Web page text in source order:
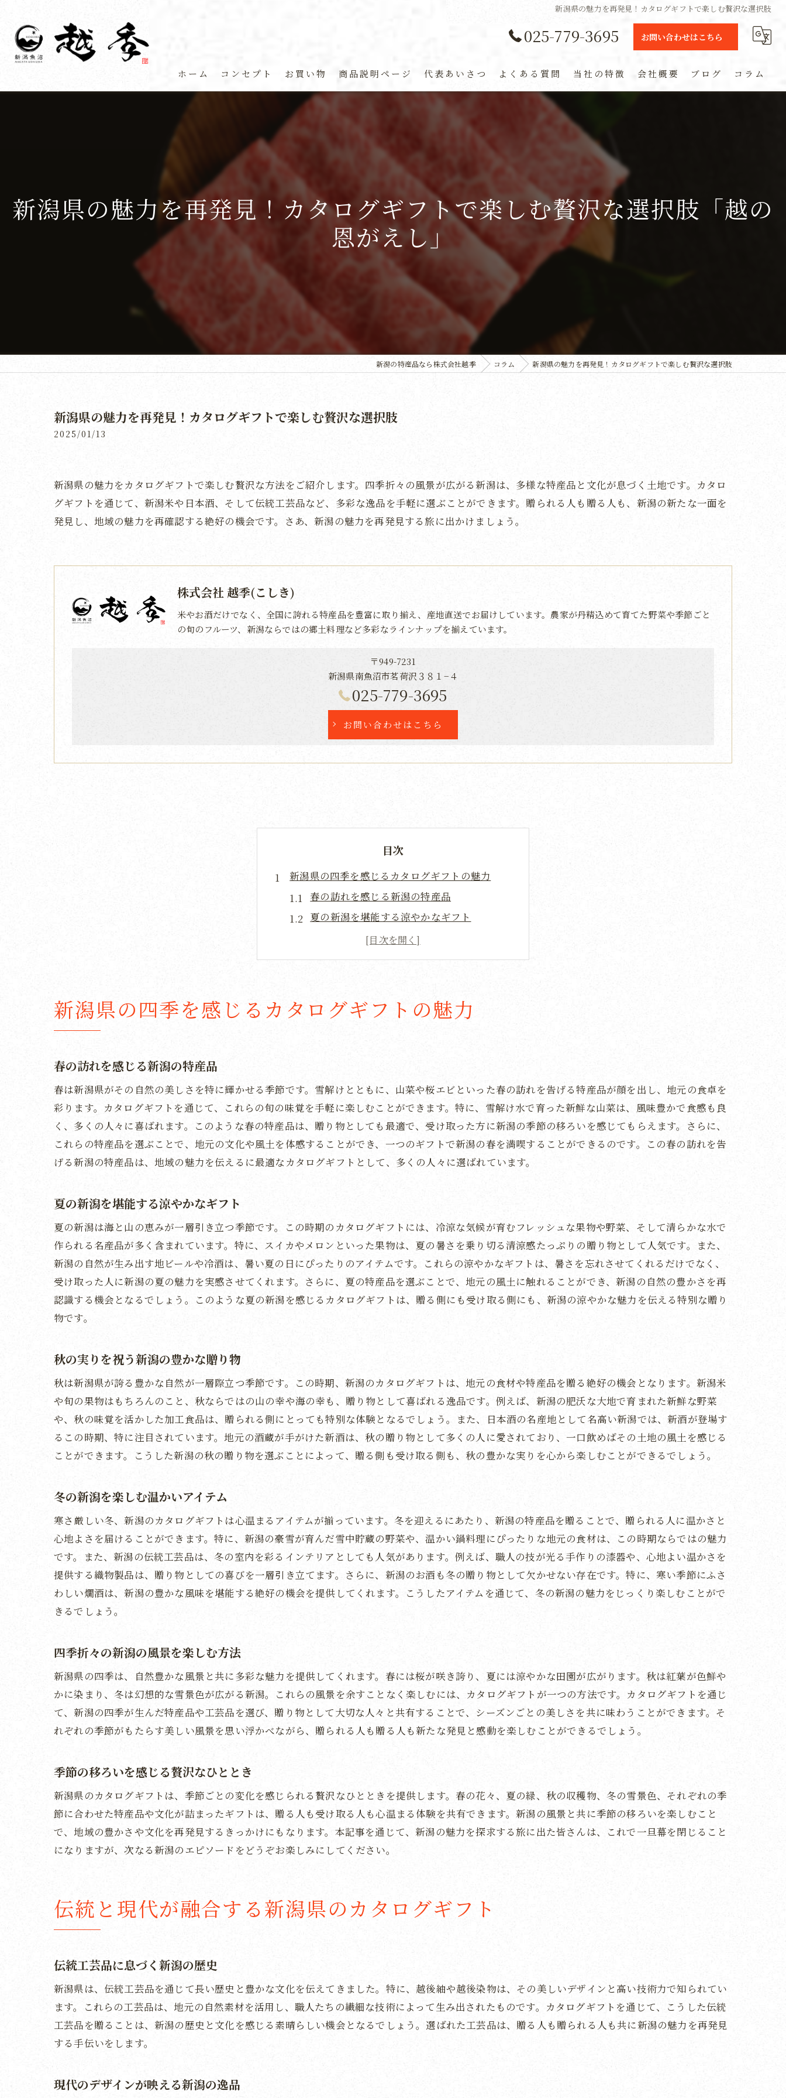
新潟県の魅力を再発見！カタログギフトで楽しむ贅沢な選択肢
025-779-3695 お問い合わせはこちら
ホーム コンセプト お買い物 商品説明ページ 代表あいさつ よくある質問 当社の特徴
定期便
米
会社概要 ブログ コラム
新潟県の魅力を再発見！カタログギフトで楽しむ贅沢な選択肢「越の
恩がえし」
新潟の特産品なら株式会社越季 コラム 新潟県の魅力を再発見！カタログギフトで楽しむ贅沢な選択肢
新潟県の魅力を再発見！カタログギフトで楽しむ贅沢な選択肢
2025/01/13
新潟県の魅力をカタログギフトで楽しむ贅沢な方法をご紹介します。四季折々の風景が広がる新潟は、多様な特産品と文化が息づく土地です。カタロ
グギフトを通じて、新潟米や日本酒、そして伝統工芸品など、多彩な逸品を手軽に選ぶことができます。贈られる人も贈る人も、新潟の新たな一面を
発見し、地域の魅力を再確認する絶好の機会です。さあ、新潟の魅力を再発見する旅に出かけましょう。
株式会社 越季(こしき)
米やお酒だけでなく、全国に誇れる特産品を豊富に取り揃え、産地直送でお届けしています。農家が丹精込めて育てた野菜や季節ごと
の旬のフルーツ、新潟ならではの郷土料理など多彩なラインナップを揃えています。
〒949-7231
新潟県南魚沼市茗荷沢３８１−４
025-779-3695
お問い合わせはこちら
目次
新潟県の四季を感じるカタログギフトの魅力
春の訪れを感じる新潟の特産品
夏の新潟を堪能する涼やかなギフト
秋の実りを祝う新潟の豊かな贈り物
冬の新潟を楽しむ温かいアイテム
季節の移ろいを感じる贅沢なひととき
伝統と現代が融合する新潟県のカタログギフト
伝統と現代を繋ぐ新潟の新たな挑戦
古きを尊び新しきを創る新潟のギフト
伝統を感じる新潟のモダンな贈り物
カタログギフトで体験する新潟県の自然と文化
自然と文化が織りなす贅沢な贈り物
新潟の自然美と文化に触れる体験
地域の魅力を体感する新潟のギフト
新潟の豊かな自然を楽しむカタログ
新潟米と日本酒が主役のカタログギフト探索
新潟の誇る米と酒の逸品を選ぶ
米と酒を贈る新潟の豊かな選択肢
新潟の米と酒を楽しむカタログギフト
新潟県の職人技を堪能できるカタログギフト
職人の情熱が感じられる新潟の贈り物
新潟の匠の技を日常に取り入れる
職人技を楽しむ新潟の贅沢な選りすぐり
新潟の豊かな風土をカタログギフトで味わう方法
風土に根ざした新潟の豊かなギフト
新潟の自然を贈る特別なカタログ
新潟の地元の魅力を堪能する方法
カタログギフトで広がる新潟県の新たな発見
新潟の魅力を広げる特別な贈り物
地域の新たな価値を見つける新潟のギフト
新潟の新しい魅力に出会うカタログ
新潟の新発見を楽しむ贅沢な時間
新潟の魅力を考慮したギフトの選び方
地域の特性を活かした新潟の逸品選び
新潟の特産品を贈る効果的な方法
地域の魅力を最大限に引き出す贈り物
新潟県の四季を感じるカタログギフトの魅力
春の訪れを感じる新潟の特産品
春は新潟県がその自然の美しさを特に輝かせる季節です。雪解けとともに、山菜や桜エビといった春の訪れを告げる特産品が顔を出し、地元の食卓を
彩ります。カタログギフトを通じて、これらの旬の味覚を手軽に楽しむことができます。特に、雪解け水で育った新鮮な山菜は、風味豊かで食感も良
く、多くの人々に喜ばれます。このような春の特産品は、贈り物としても最適で、受け取った方に新潟の季節の移ろいを感じてもらえます。さらに、
これらの特産品を選ぶことで、地元の文化や風土を体感することができ、一つのギフトで新潟の春を満喫することができるのです。この春の訪れを告
げる新潟の特産品は、地域の魅力を伝えるに最適なカタログギフトとして、多くの人々に選ばれています。
夏の新潟を堪能する涼やかなギフト
夏の新潟は海と山の恵みが一層引き立つ季節です。この時期のカタログギフトには、冷涼な気候が育むフレッシュな果物や野菜、そして清らかな水で
作られる名産品が多く含まれています。特に、スイカやメロンといった果物は、夏の暑さを乗り切る清涼感たっぷりの贈り物として人気です。また、
新潟の自然が生み出す地ビールや冷酒は、暑い夏の日にぴったりのアイテムです。これらの涼やかなギフトは、暑さを忘れさせてくれるだけでなく、
受け取った人に新潟の夏の魅力を実感させてくれます。さらに、夏の特産品を選ぶことで、地元の風土に触れることができ、新潟の自然の豊かさを再
認識する機会となるでしょう。このような夏の新潟を感じるカタログギフトは、贈る側にも受け取る側にも、新潟の涼やかな魅力を伝える特別な贈り
物です。
秋の実りを祝う新潟の豊かな贈り物
秋は新潟県が誇る豊かな自然が一層際立つ季節です。この時期、新潟のカタログギフトは、地元の食材や特産品を贈る絶好の機会となります。新潟米
や旬の果物はもちろんのこと、秋ならではの山の幸や海の幸も、贈り物として喜ばれる逸品です。例えば、新潟の肥沃な大地で育まれた新鮮な野菜
や、秋の味覚を活かした加工食品は、贈られる側にとっても特別な体験となるでしょう。また、日本酒の名産地として名高い新潟では、新酒が登場す
るこの時期、特に注目されています。地元の酒蔵が手がけた新酒は、秋の贈り物として多くの人に愛されており、一口飲めばその土地の風土を感じる
ことができます。こうした新潟の秋の贈り物を選ぶことによって、贈る側も受け取る側も、秋の豊かな実りを心から楽しむことができるでしょう。
冬の新潟を楽しむ温かいアイテム
寒さ厳しい冬、新潟のカタログギフトは心温まるアイテムが揃っています。冬を迎えるにあたり、新潟の特産品を贈ることで、贈られる人に温かさと
心地よさを届けることができます。特に、新潟の豪雪が育んだ雪中貯蔵の野菜や、温かい鍋料理にぴったりな地元の食材は、この時期ならではの魅力
です。また、新潟の伝統工芸品は、冬の室内を彩るインテリアとしても人気があります。例えば、職人の技が光る手作りの漆器や、心地よい温かさを
提供する織物製品は、贈り物としての喜びを一層引き立てます。さらに、新潟のお酒も冬の贈り物として欠かせない存在です。特に、寒い季節にふさ
わしい燗酒は、新潟の豊かな風味を堪能する絶好の機会を提供してくれます。こうしたアイテムを通じて、冬の新潟の魅力をじっくり楽しむことがで
きるでしょう。
四季折々の新潟の風景を楽しむ方法
新潟県の四季は、自然豊かな風景と共に多彩な魅力を提供してくれます。春には桜が咲き誇り、夏には涼やかな田園が広がります。秋は紅葉が色鮮や
かに染まり、冬は幻想的な雪景色が広がる新潟。これらの風景を余すことなく楽しむには、カタログギフトが一つの方法です。カタログギフトを通じ
て、新潟の四季が生んだ特産品や工芸品を選び、贈り物として大切な人々と共有することで、シーズンごとの美しさを共に味わうことができます。そ
れぞれの季節がもたらす美しい風景を思い浮かべながら、贈られる人も贈る人も新たな発見と感動を楽しむことができるでしょう。
季節の移ろいを感じる贅沢なひととき
新潟県のカタログギフトは、季節ごとの変化を感じられる贅沢なひとときを提供します。春の花々、夏の緑、秋の収穫物、冬の雪景色、それぞれの季
節に合わせた特産品や文化が詰まったギフトは、贈る人も受け取る人も心温まる体験を共有できます。新潟の風景と共に季節の移ろいを楽しむこと
で、地域の豊かさや文化を再発見するきっかけにもなります。本記事を通じて、新潟の魅力を探求する旅に出た皆さんは、これで一旦幕を閉じること
になりますが、次なる新潟のエピソードをどうぞお楽しみにしてください。
伝統と現代が融合する新潟県のカタログギフト
伝統工芸品に息づく新潟の歴史
新潟県は、伝統工芸品を通じて長い歴史と豊かな文化を伝えてきました。特に、越後紬や越後染物は、その美しいデザインと高い技術力で知られてい
ます。これらの工芸品は、地元の自然素材を活用し、職人たちの繊細な技術によって生み出されたものです。カタログギフトを通じて、こうした伝統
工芸品を贈ることは、新潟の歴史と文化を感じる素晴らしい機会となるでしょう。選ばれた工芸品は、贈る人も贈られる人も共に新潟の魅力を再発見
する手伝いをします。
現代のデザインが映える新潟の逸品